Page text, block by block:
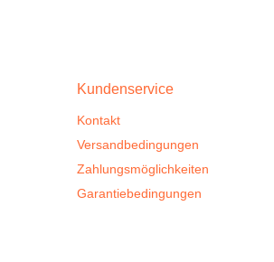
Kundenservice
Kontakt
Versandbedingungen
Zahlungsmöglichkeiten
Garantiebedingungen